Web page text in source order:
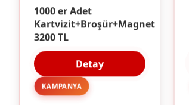
1000 er Adet
Kartvizit+Broşür+Magnet
3200 TL
Detay
KAMPANYA